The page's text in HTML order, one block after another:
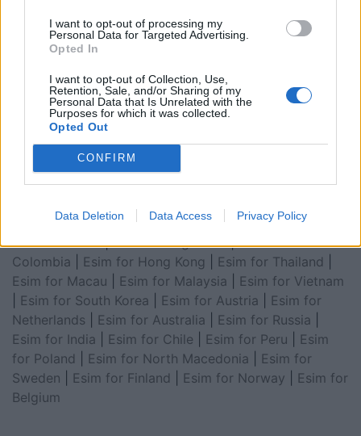
I want to opt-out of processing my
Personal Data for Targeted Advertising.
Opted In
I want to opt-out of Collection, Use,
Retention, Sale, and/or Sharing of my
Personal Data that Is Unrelated with the
Purposes for which it was collected.
Opted Out
CONFIRM
Data Deletion Data Access Privacy Policy
for Turkey|Esim for Germany|Esim for Greece |
for Asia|Esim for World Cup 2026
Emirates|Esim for Balkans|Esim for Morocco|
for China|Esim for United Kingdom |Esim for Africa
Esim for Latin America
Cooperation Council|Esim for Middle East|Esim for
South America| Esim for Canada
Esim for Japan|Esim for Albania|Esim for Kosovo|
South Africa|Esim for Algeria|Esim for Portugal
Esim for Brazil|Esim for Argentina|Esim for
Colombia
Esim for Hong Kong Esim for Thailand
Esim for Macau
Esim for Malaysia
Esim for Vietnam
Esim for South Korea Esim for Austria
Esim for
Netherlands
Esim for Australia Esim for Russia
Esim for India
Esim for Chile Esim for Peru
Esim
for Poland
Esim for North Macedonia
Esim for
Sweden
Esim for Finland Esim for Norway
Esim for
Belgium